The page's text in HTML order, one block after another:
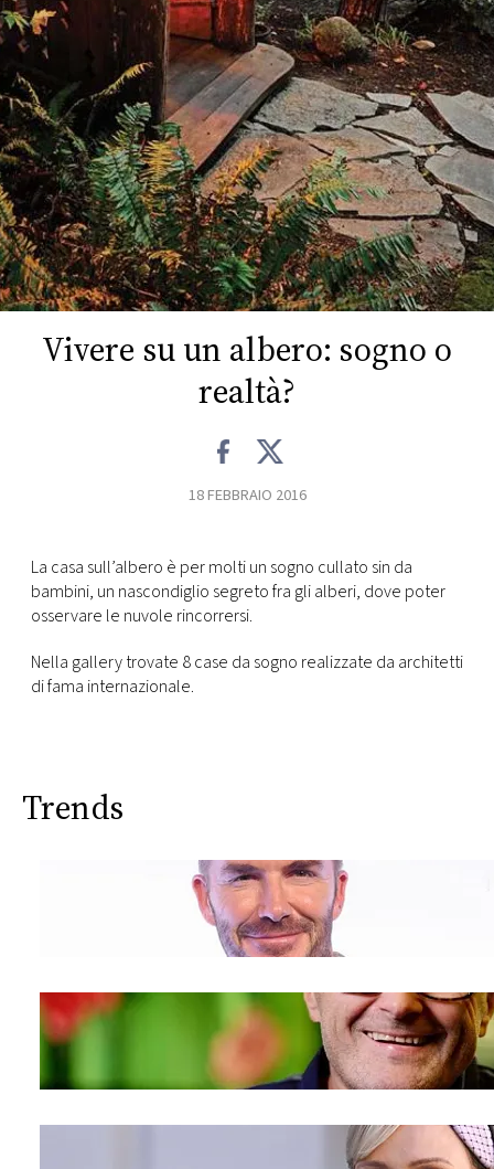
VIDEO
TV
PRINCIPATO
DI
MONACO
RMC
CONSIGLIA
Vivere su un albero: sogno o
realtà?
18 FEBBRAIO 2016
La casa sull’albero è per molti un sogno cullato sin da
bambini, un nascondiglio segreto fra gli alberi, dove poter
osservare le nuvole rincorrersi.
Nella gallery trovate 8 case da sogno realizzate da architetti
di fama internazionale.
Trends